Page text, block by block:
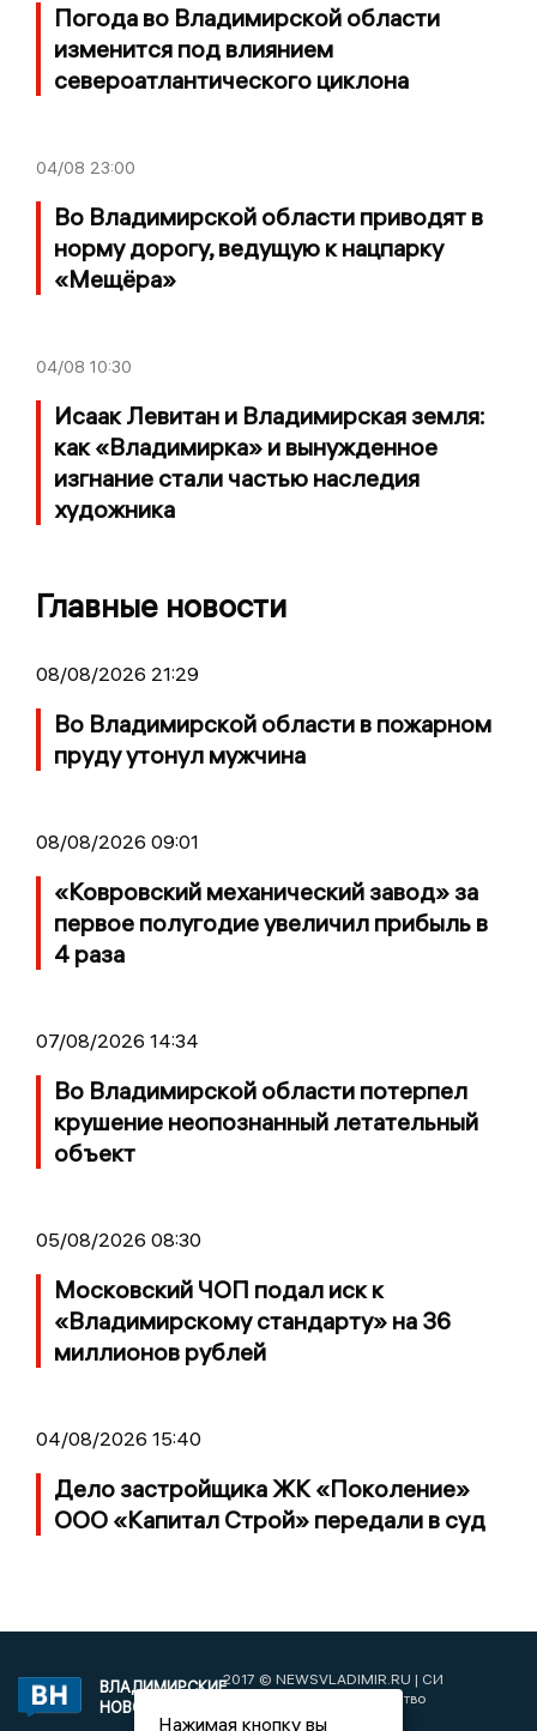
Погода во Владимирской области
изменится под влиянием
североатлантического циклона
04/08 23:00
Во Владимирской области приводят в
норму дорогу, ведущую к нацпарку
«Мещёра»
04/08 10:30
Исаак Левитан и Владимирская земля:
как «Владимирка» и вынужденное
изгнание стали частью наследия
художника
Главные новости
08/08/2026 21:29
Во Владимирской области в пожарном
пруду утонул мужчина
08/08/2026 09:01
«Ковровский механический завод» за
первое полугодие увеличил прибыль в
4 раза
07/08/2026 14:34
Во Владимирской области потерпел
крушение неопознанный летательный
объект
05/08/2026 08:30
Московский ЧОП подал иск к
«Владимирскому стандарту» на 36
миллионов рублей
04/08/2026 15:40
Дело застройщика ЖК «Поколение»
ООО «Капитал Строй» передали в суд
ВЛАДИМИРСКИЕ
НОВОСТИ
2017 © NEWSVLADIMIR.RU | СИ
«Информационное агентство
Нажимая кнопку вы